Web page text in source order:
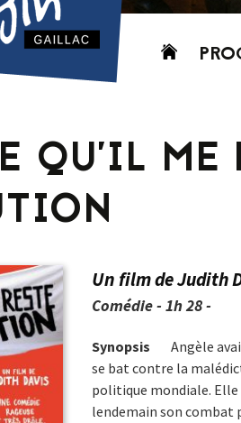
Aller
QU’IL ME
Un film de Judith
Comédie - 1h 28 -
Synopsis
Angèle
se bat contre la
politique mondiale. Elle
lendemain son combat